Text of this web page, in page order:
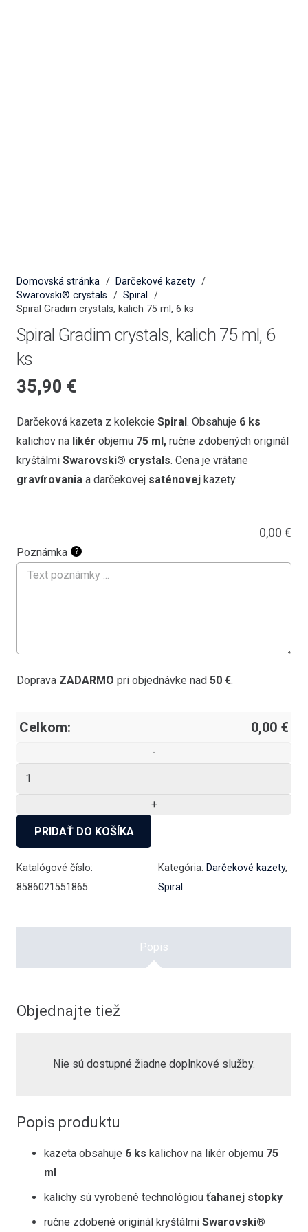
Domovská stránka / Darčekové kazety /
Swarovski® crystals / Spiral
/
Spiral Gradim crystals, kalich 75 ml, 6 ks
Spiral Gradim crystals, kalich 75 ml, 6
ks
35,90 €
Darčeková kazeta z kolekcie Spiral. Obsahuje 6 ks
kalichov na likér objemu 75 ml, ručne zdobených originál
kryštálmi Swarovski® crystals. Cena je vrátane
gravírovania a darčekovej saténovej kazety.
0,00 €
Poznámka ?
Doprava ZADARMO pri objednávke nad 50 €.
Celkom: 0,00 €
množstvo
crystals,
kalich
75
ml,
ks
PRIDAŤ DO KOŠÍKA
Katalógové číslo:
8586021551865
Kategória: Darčekové kazety,
Spiral
Popis
Popis produktu
kazeta obsahuje 6 ks kalichov na likér objemu 75
ml
kalichy sú vyrobené technológiou ťahanej stopky
ručne zdobené originál kryštálmi Swarovski®
Objednajte tiež
Nie sú dostupné žiadne doplnkové služby.